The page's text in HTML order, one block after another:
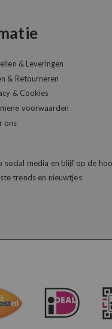
& Leveringen
& Retourneren
& Cookies
voorwaarden
ons
social media en blijf op de
trends en nieuwtjes